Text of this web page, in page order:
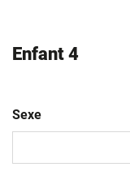
Enfant 4
Sexe